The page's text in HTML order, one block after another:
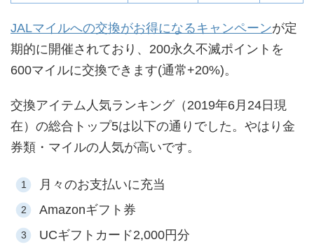
JALマイルへの交換がお得になるキャンペーンが定
期的に開催されており、200永久不滅ポイントを
600マイルに交換できます(通常+20%)。
交換アイテム人気ランキング（2019年6月24日現
在）の総合トップ5は以下の通りでした。やはり金
券類・マイルの人気が高いです。
月々のお支払いに充当
Amazonギフト券
UCギフトカード2,000円分